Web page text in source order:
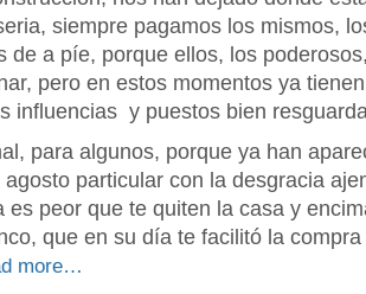
siempre pagamos los mismos,
de a píe, porque ellos, los
pero en estos momentos ya
influencias y puestos bien
para algunos, porque ya han
agosto particular con la desgracia
es peor que te quiten la casa y
que en su día te facilitó la
more…